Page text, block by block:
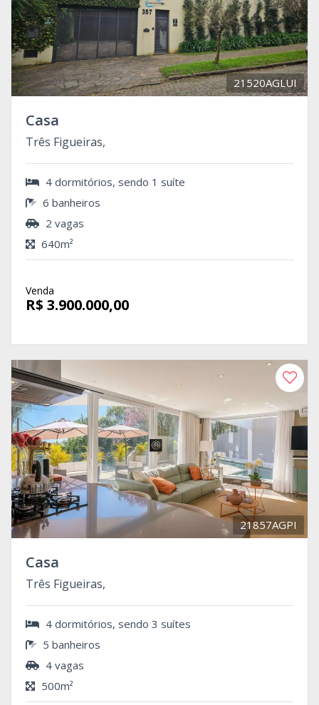
21520AGLUI
Casa
Três Figueiras,
4 dormitórios, sendo 1 suíte
6 banheiros
2 vagas
640m²
Venda
R$ 3.900.000,00
21857AGPI
Casa
Três Figueiras,
4 dormitórios, sendo 3 suítes
5 banheiros
4 vagas
500m²